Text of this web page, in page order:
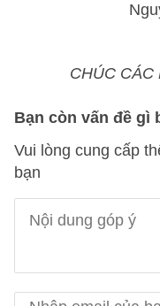
CHÚC CÁC
Bạn còn vấn đề gì
Vui lòng cung cấp
bạn